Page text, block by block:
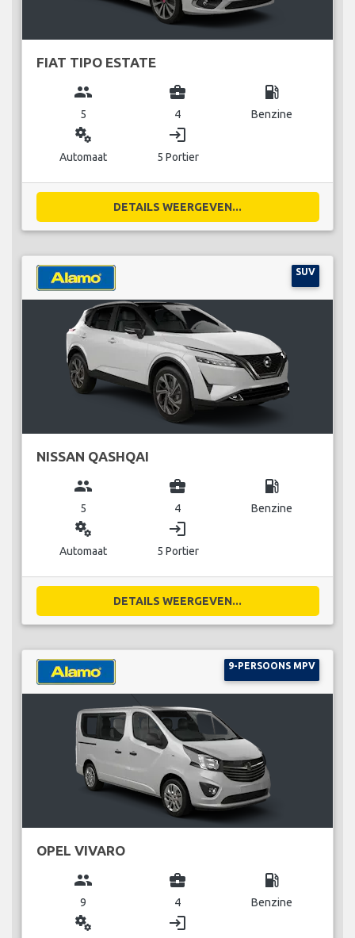
FIAT TIPO ESTATE
group
5
business_center
4
local_gas_station
Benzine
miscellaneous_services
Automaat
login
5 Portier
DETAILS WEERGEVEN...
SUV
NISSAN QASHQAI
group
5
business_center
4
local_gas_station
Benzine
miscellaneous_services
Automaat
login
5 Portier
DETAILS WEERGEVEN...
9-PERSOONS MPV
OPEL VIVARO
group
9
business_center
4
local_gas_station
Benzine
miscellaneous_services login